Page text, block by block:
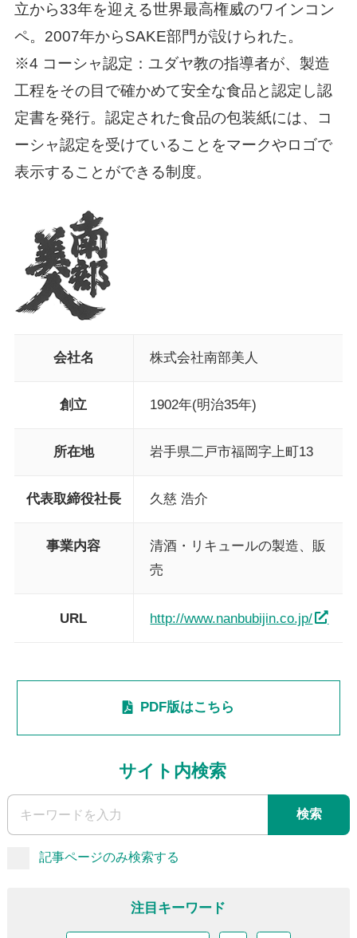
立から33年を迎える世界最高権威のワインコン
ペ。2007年からSAKE部門が設けられた。
※4 コーシャ認定：ユダヤ教の指導者が、製造
工程をその目で確かめて安全な食品と認定し認
定書を発行。認定された食品の包装紙には、コ
ーシャ認定を受けていることをマークやロゴで
表示することができる制度。
会社名 株式会社南部美人
創立 1902年(明治35年)
所在地 岩手県二戸市福岡字上町13
代表取締役社長 久慈 浩介
事業内容
清酒・リキュールの製造、販
売
URL http://www.nanbubijin.co.jp/
PDF版はこちら
サイト内検索
検索
記事ページのみ検索する
注目キーワード